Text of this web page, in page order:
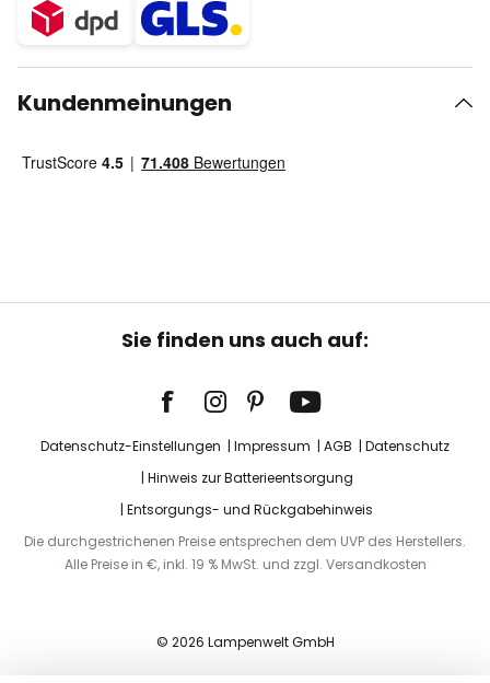
Kundenmeinungen
Sie finden uns auch auf:
Datenschutz-Einstellungen Impressum AGB
Datenschutz
Hinweis zur Batterieentsorgung
Entsorgungs- und Rückgabehinweis
Die durchgestrichenen Preise entsprechen dem UVP des Herstellers.
Alle Preise in €, inkl. 19 % MwSt. und zzgl. Versandkosten
© 2026 Lampenwelt GmbH